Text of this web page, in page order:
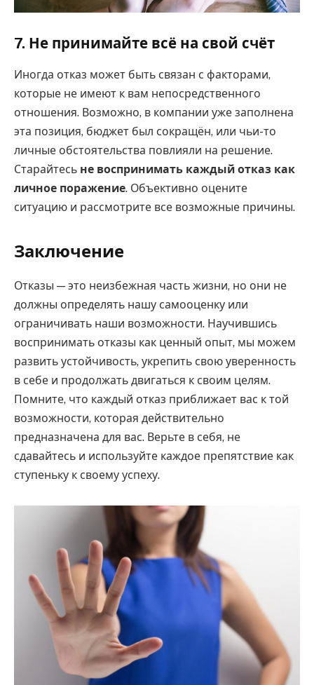
7. Не принимайте всё на свой счёт
Иногда отказ может быть связан с факторами,
которые не имеют к вам непосредственного
отношения. Возможно, в компании уже заполнена
эта позиция, бюджет был сокращён, или чьи-то
личные обстоятельства повлияли на решение.
Старайтесь не воспринимать каждый отказ как
личное поражение. Объективно оцените
ситуацию и рассмотрите все возможные причины.
Заключение
Отказы — это неизбежная часть жизни, но они не
должны определять нашу самооценку или
ограничивать наши возможности. Научившись
воспринимать отказы как ценный опыт, мы можем
развить устойчивость, укрепить свою уверенность
в себе и продолжать двигаться к своим целям.
Помните, что каждый отказ приближает вас к той
возможности, которая действительно
предназначена для вас. Верьте в себя, не
сдавайтесь и используйте каждое препятствие как
ступеньку к своему успеху.